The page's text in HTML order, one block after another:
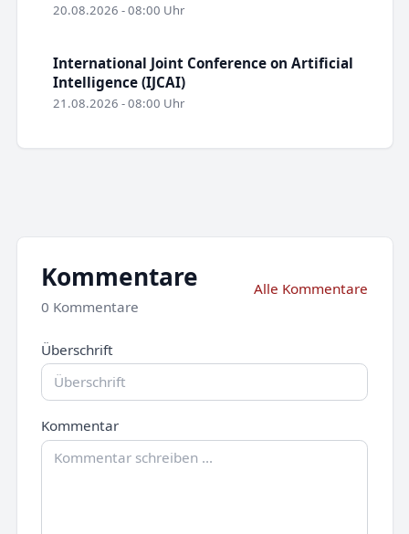
20.08.2026 - 08:00 Uhr
International Joint Conference on Artificial
Intelligence (IJCAI)
21.08.2026 - 08:00 Uhr
Kommentare
0 Kommentare
Alle Kommentare
Überschrift
Kommentar